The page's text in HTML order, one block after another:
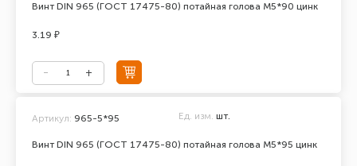
Винт DIN 965 (ГОСТ 17475-80) потайная голова М5*90 цинк
3.19 ₽
Винт DIN 965 (ГОСТ 17475-80) потайная голова М5*95 цинк
Артикул: 965-5*95 Ед. изм. шт.